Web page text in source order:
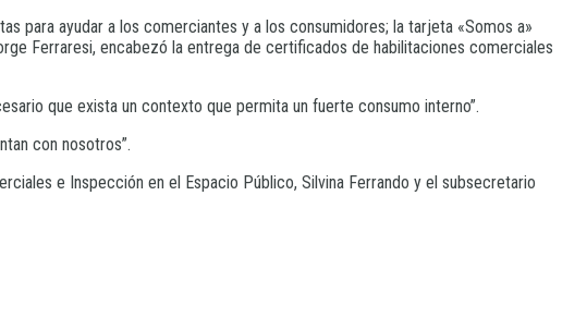
para ayudar a los comerciantes y a los consumidores; la tarjeta «Somos a»
Ferraresi, encabezó la entrega de certificados de habilitaciones comerciales
que exista un contexto que permita un fuerte consumo interno”.
con nosotros”.
e Inspección en el Espacio Público, Silvina Ferrando y el subsecretario